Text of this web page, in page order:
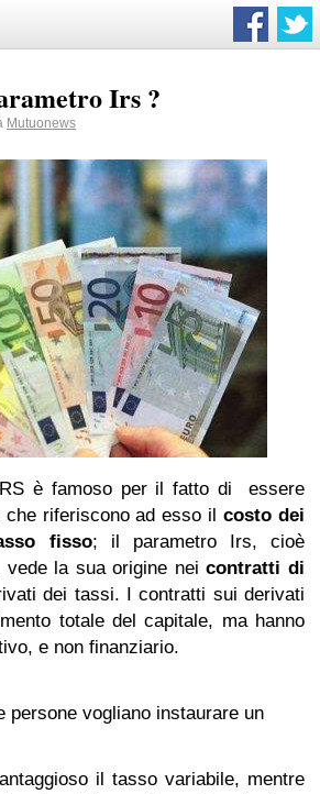
Irs ?
Mutuonews
è famoso per il fatto di essere
che riferiscono ad esso ilcosto dei
fisso; il parametro Irs, cioè
vede la sua origine neicontratti di
dei tassi. I contratti sui derivati
totale del capitale, ma hanno
e non finanziario.
persone vogliano instaurare un
il tasso variabile, mentre